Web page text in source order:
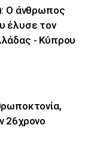
Ο άνθρωπος
έλυσε τον
- Κύπρου
26χρονο